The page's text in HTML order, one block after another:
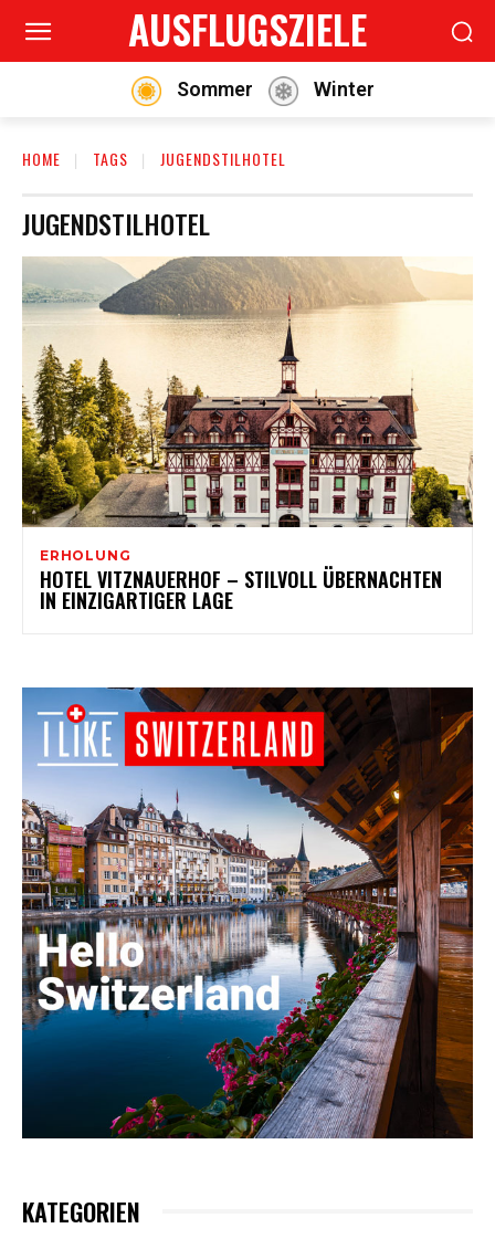
AUSFLUGSZIELE
Sommer Winter
HOME TAGS JUGENDSTILHOTEL
JUGENDSTILHOTEL
ERHOLUNG
HOTEL VITZNAUERHOF – STILVOLL ÜBERNACHTEN
IN EINZIGARTIGER LAGE
KATEGORIEN